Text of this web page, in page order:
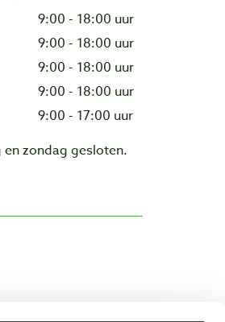
9:00 - 18:00 uur
9:00 - 18:00 uur
9:00 - 18:00 uur
9:00 - 18:00 uur
9:00 - 17:00 uur
zondag gesloten.